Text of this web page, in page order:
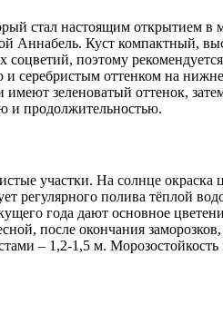
стал настоящим открытием
Куст компактный,
поэтому
серебристым оттенком на
зеленоватый оттенок,
и продолжительностью.
участки. На солнце окраска
регулярного полива тёплой
года дают основное
после окончания
– 1,2-1,5 м.